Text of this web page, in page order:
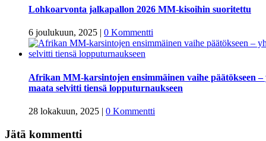
Lohkoarvonta jalkapallon 2026 MM-kisoihin suoritettu
6 joulukuun, 2025 | 0 Kommentti
Afrikan MM-karsintojen ensimmäinen vaihe päätökseen –
maata selvitti tiensä lopputurnaukseen
28 lokakuun, 2025 | 0 Kommentti
Jätä kommentti